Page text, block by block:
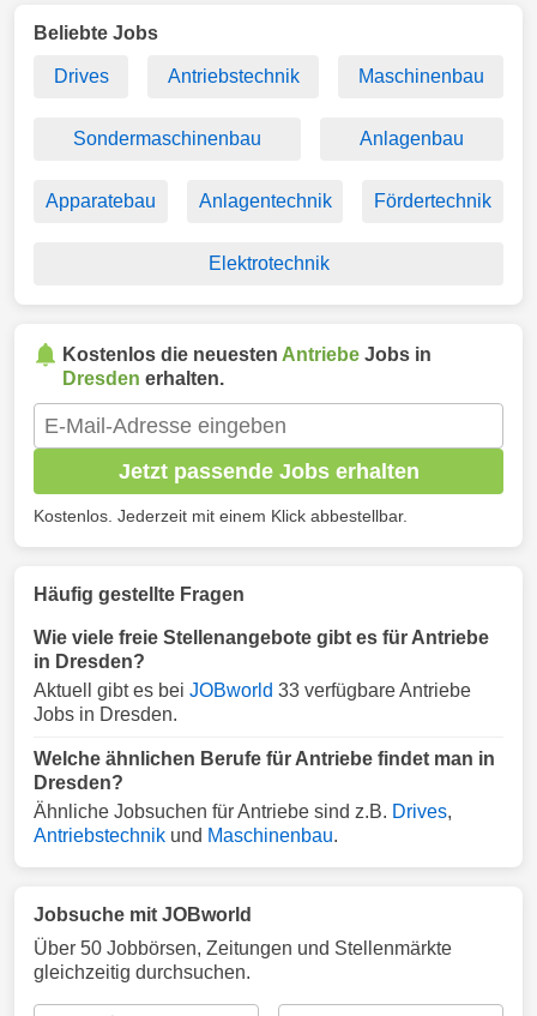
Beliebte Jobs
Drives Antriebstechnik Maschinenbau
Sondermaschinenbau Anlagenbau
Apparatebau Anlagentechnik Fördertechnik
Elektrotechnik
Kostenlos die neuesten Antriebe Jobs in
Dresden erhalten.
Jetzt passende Jobs erhalten
Kostenlos. Jederzeit mit einem Klick abbestellbar.
Häufig gestellte Fragen
Wie viele freie Stellenangebote gibt es für Antriebe
in Dresden?
Aktuell gibt es bei JOBworld 33 verfügbare Antriebe
Jobs in Dresden.
Welche ähnlichen Berufe für Antriebe findet man in
Dresden?
Ähnliche Jobsuchen für Antriebe sind z.B. Drives,
Antriebstechnik und Maschinenbau.
Jobsuche mit JOBworld
Über 50 Jobbörsen, Zeitungen und Stellenmärkte
gleichzeitig durchsuchen.